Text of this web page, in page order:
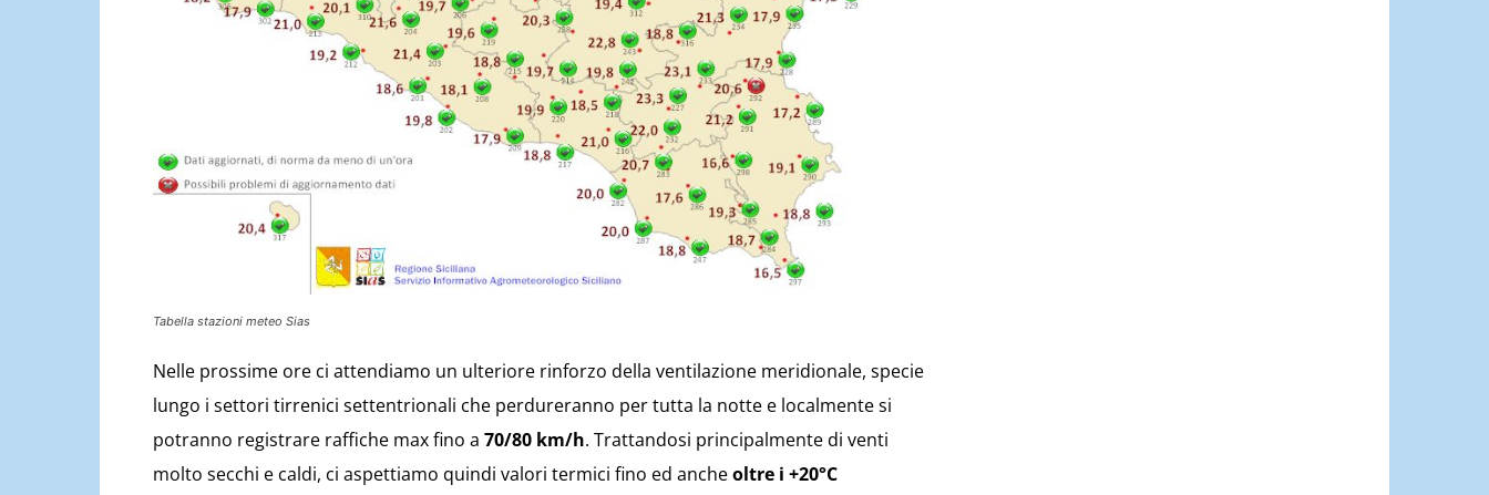
Tabella stazioni meteo Sias
Nelle prossime ore ci attendiamo un ulteriore rinforzo della ventilazione meridionale, specie
lungo i settori tirrenici settentrionali che perdureranno per tutta la notte e localmente si
potranno registrare raffiche max fino a 70/80 km/h. Trattandosi principalmente di venti
molto secchi e caldi, ci aspettiamo quindi valori termici fino ed ancheoltre i +20°C